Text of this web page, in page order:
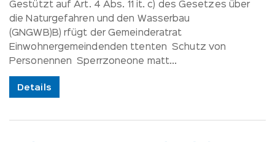
Gestützt auf Art. 4 Abs. 11 it. c) des Gesetzes über
die Naturgefahren und den Wasserbau
(GNGWB)B) rfügt der Gemeinderatrat
Einwohnergemeindenden ttenten Schutz von
Personennen Sperrzoneone matt...
Details